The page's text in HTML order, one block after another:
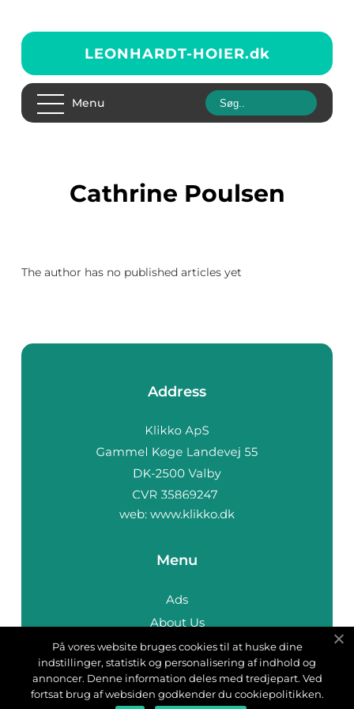
LEONHARDT-HOIER.dk
Menu
Cathrine Poulsen
The author has no published articles yet
Address
web: www.klikko.dk
Menu
Ads
About Us
Cookies
Contact
Sitemap
På vores website bruges cookies til at huske dine
indstillinger, statistik og personalisering af indhold og
annoncer. Denne information deles med tredjepart. Ved
fortsat brug af websiden godkender du cookiepolitikken.